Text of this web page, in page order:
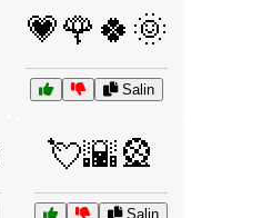
💗🌹🍀🌞
Salin
💘🌇🎡
Salin